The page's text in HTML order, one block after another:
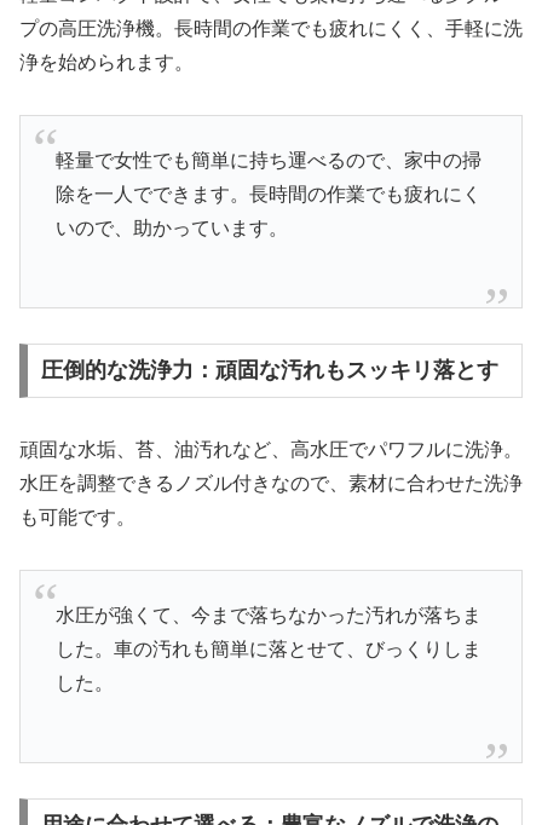
プの高圧洗浄機。長時間の作業でも疲れにくく、手軽に洗
浄を始められます。
軽量で女性でも簡単に持ち運べるので、家中の掃
除を一人でできます。長時間の作業でも疲れにく
いので、助かっています。
圧倒的な洗浄力：頑固な汚れもスッキリ落とす
頑固な水垢、苔、油汚れなど、高水圧でパワフルに洗浄。
水圧を調整できるノズル付きなので、素材に合わせた洗浄
も可能です。
水圧が強くて、今まで落ちなかった汚れが落ちま
した。車の汚れも簡単に落とせて、びっくりしま
した。